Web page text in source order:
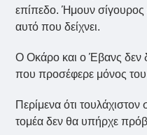
επίπεδο. Ήμουν σίγουρος
αυτό που δείχνει.
Ο Οκάρο και ο Έβανς δεν
που προσέφερε μόνος
Περίμενα ότι τουλάχιστον
τομέα δεν θα υπήρχε